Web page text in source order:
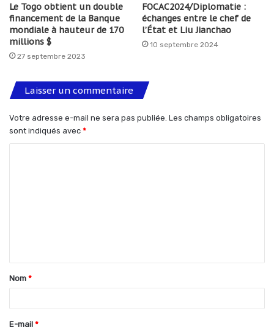
Le Togo obtient un double
financement de la Banque
mondiale à hauteur de 170
millions $
27 septembre 2023
FOCAC2024/Diplomatie :
échanges entre le chef de
l’État et Liu Jianchao
10 septembre 2024
Laisser un commentaire
Votre adresse e-mail ne sera pas publiée. Les champs obligatoires
sont indiqués avec *
t
a
Nom *
E-mail *